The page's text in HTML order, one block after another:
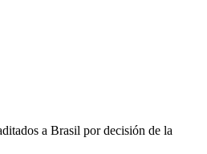
a Brasil por decisión de la